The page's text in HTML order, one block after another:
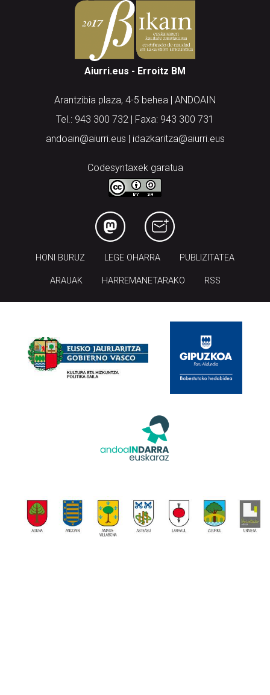
Aiurri.eus - Erroitz BM
Arantzibia plaza, 4-5 behea | ANDOAIN
Tel.: 943 300 732 | Faxa: 943 300 731
andoain@aiurri.eus | idazkaritza@aiurri.eus
Codesyntaxek garatua
HONI BURUZ LEGE OHARRA PUBLIZITATEA
ARAUAK HARREMANETARAKO RSS